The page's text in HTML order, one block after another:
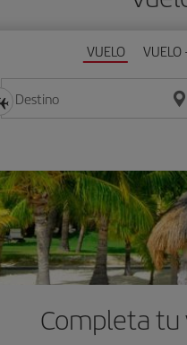
VUELO VUELO
Destino
Completa tu